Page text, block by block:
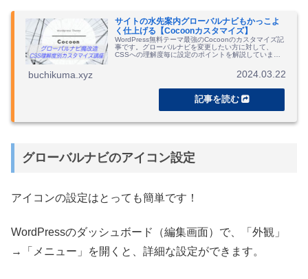
サイトの水先案内グローバルナビもかっこよ
く仕上げる【Cocoonカスタマイズ】
WordPress無料テーマ最強のCocoonのカスタマイズ記
事です。グローバルナビを変更したい方に対して、
CSSへの理解度毎に設定のポイントを解説していま
使して魔改造する上級編まであります。CSSコードの
コピペで使用できるし、解説もあるので自分用にデザ
buchikuma.xyz 2024.03.22
グローバルナビのアイコン設定
アイコンの設定はとっても簡単です！
WordPressのダッシュボード（編集画面）で、「外観」
→「メニュー」を開くと、詳細な設定ができます。